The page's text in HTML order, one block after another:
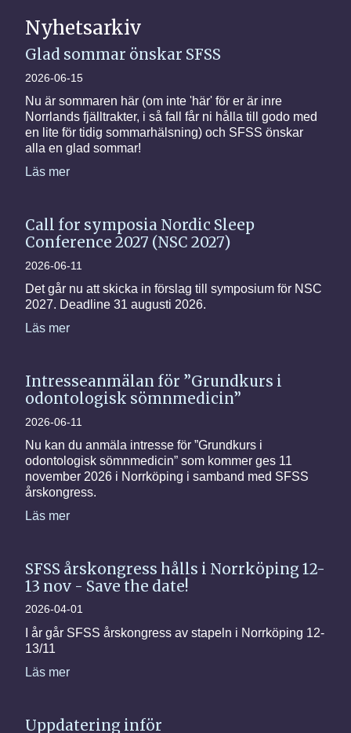
Nyhetsarkiv
Glad sommar önskar SFSS
2026-06-15
Nu är sommaren här (om inte 'här' för er är inre
Norrlands fjälltrakter, i så fall får ni hålla till godo med
en lite för tidig sommarhälsning) och SFSS önskar
alla en glad sommar!
Läs mer
Call for symposia Nordic Sleep
Conference 2027 (NSC 2027)
2026-06-11
Det går nu att skicka in förslag till symposium för NSC
2027. Deadline 31 augusti 2026.
Läs mer
Intresseanmälan för ”Grundkurs i
odontologisk sömnmedicin”
2026-06-11
Nu kan du anmäla intresse för ”Grundkurs i
odontologisk sömnmedicin” som kommer ges 11
november 2026 i Norrköping i samband med SFSS
årskongress.
Läs mer
SFSS årskongress hålls i Norrköping 12-
13 nov - Save the date!
2026-04-01
I år går SFSS årskongress av stapeln i Norrköping 12-
13/11
Läs mer
Uppdatering inför